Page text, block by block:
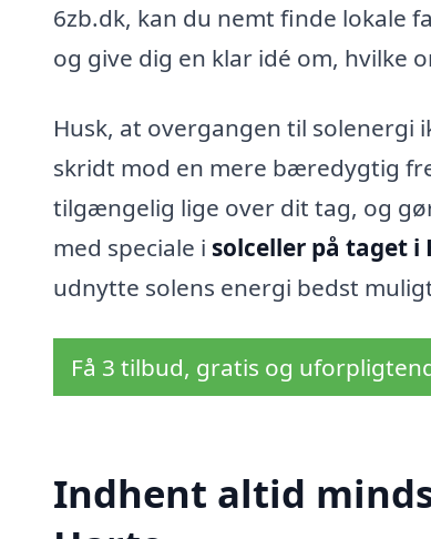
6zb.dk, kan du nemt finde lokale
og give dig en klar idé om, hvilke
Husk, at overgangen til solenergi
skridt mod en mere bæredygtig
tilgængelig lige over dit tag, og
med speciale i solceller på taget i
udnytte solens energi bedst
Få 3 tilbud, gratis og
Indhent altid